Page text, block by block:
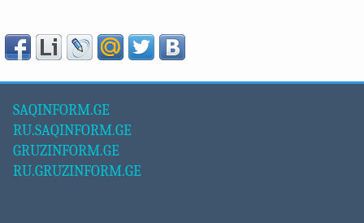
SAQINFORM.GE
RU.SAQINFORM.GE
GRUZINFORM.GE
RU.GRUZINFORM.GE